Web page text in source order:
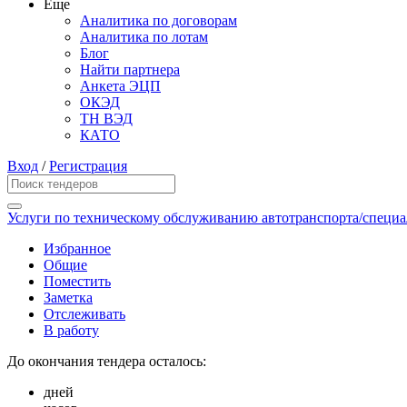
Еще
Аналитика по договорам
Аналитика по лотам
Блог
Найти партнера
Анкета ЭЦП
ОКЭД
ТН ВЭД
КАТО
Вход /Регистрация
Услуги по техническому обслуживанию автотранспорта/
Избранное
Общие
Поместить
Заметка
Отслеживать
В работу
До окончания тендера осталось:
дней